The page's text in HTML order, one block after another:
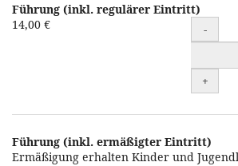
Führung (inkl. regulärer Eintritt)
14,00 €
(inkl.
zum
-
+
Führung (inkl. ermäßigter Eintritt)
Ermäßigung erhalten Kinder und